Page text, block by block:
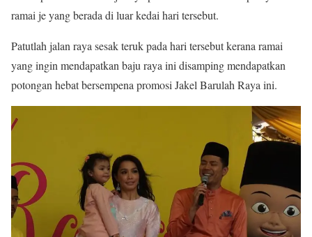
ramai je yang berada di luar kedai hari tersebut.
Patutlah jalan raya sesak teruk pada hari tersebut kerana ramai
yang ingin mendapatkan baju raya ini disamping mendapatkan
potongan hebat bersempena promosi Jakel Barulah Raya ini.